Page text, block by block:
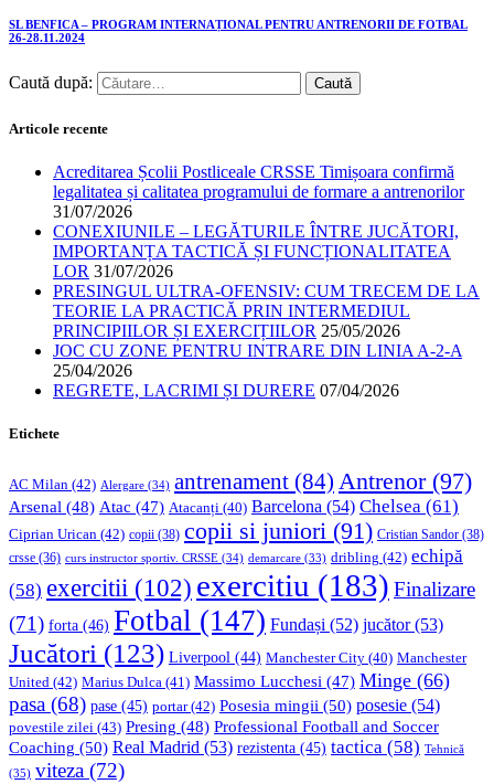
SL BENFICA – PROGRAM INTERNAȚIONAL PENTRU ANTRENORII DE FOTBAL
26-28.11.2024
Caută după:
Articole recente
Acreditarea Școlii Postliceale CRSSE Timișoara confirmă
legalitatea și calitatea programului de formare a antrenorilor
31/07/2026
CONEXIUNILE – LEGĂTURILE ÎNTRE JUCĂTORI,
IMPORTANȚA TACTICĂ ȘI FUNCȚIONALITATEA
LOR 31/07/2026
PRESINGUL ULTRA-OFENSIV: CUM TRECEM DE LA
TEORIE LA PRACTICĂ PRIN INTERMEDIUL
PRINCIPIILOR ȘI EXERCIȚIILOR 25/05/2026
JOC CU ZONE PENTRU INTRARE DIN LINIA A-2-A
25/04/2026
REGRETE, LACRIMI ȘI DURERE 07/04/2026
Etichete
AC Milan (42) Alergare (34) antrenament (84) Antrenor(97)
Arsenal (48) Atac (47) Atacanți (40) Barcelona (54) Chelsea (61)
Ciprian Urican (42) copii (38) copii si juniori (91) Cristian Sandor (38)
crsse (36) curs instructor sportiv. CRSSE (34) demarcare (33) dribling (42) echipă
(58) exercitii (102) exercitiu (183) Finalizare
(71) forta (46) Fotbal (147) Fundași (52) jucător(53)
Jucători (123) Liverpool (44) Manchester City (40) Manchester
United (42) Marius Dulca (41) Massimo Lucchesi (47) Minge (66)
pasa (68) pase (45) portar(42) Posesia mingii (50) posesie (54)
povestile zilei (43) Presing (48) Professional Football and Soccer
Coaching (50) Real Madrid (53) rezistenta (45) tactica (58) Tehnică
(35) viteza (72)